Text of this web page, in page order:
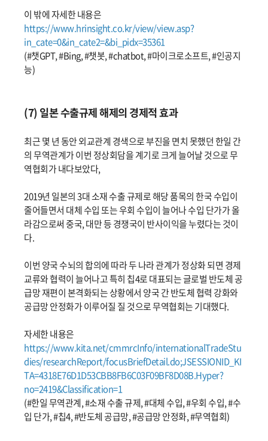
이 밖에 자세한 내용은
https://www.hrinsight.co.kr/view/view.asp?
in_cate=0&in_cate2=&bi_pidx=35361
(#챗GPT, #Bing, #챗봇, #chatbot, #마이크로소프트, #인공지
능)
(7) 일본 수출규제 해제의 경제적 효과
최근 몇 년 동안 외교관계 경색으로 부진을 면치 못했던 한일 간
의 무역관계가 이번 정상회담을 계기로 크게 늘어날 것으로 무
역협회가 내다보았다,
2019년 일본의 3대 소재 수출 규제로 해당 품목의 한국 수입이
줄어들면서 대체 수입 또는 우회 수입이 늘어나 수입 단가가 올
라감으로써 중국, 대만 등 경쟁국이 반사이익을 누렸다는 것이
다.
이번 양국 수뇌의 합의에 따라 두 나라 관계가 정상화 되면 경제
교류와 협력이 늘어나고 특히 칩4로 대표되는 글로벌 반도체 공
급망 재편이 본격화되는 상황에서 양국 간 반도체 협력 강화와
공급망 안정화가 이루어질 질 것으로 무역협회는 기대했다.
자세한 내용은
https://www.kita.net/cmmrcInfo/internationalTradeStu
dies/researchReport/focusBriefDetail.do;JSESSIONID_KI
TA=4318E76D1D53CBB8FB6C03F09BF8D08B.Hyper?
no=2419&Classification=1
(#한일 무역관계, #소재 수출 규제, #대체 수입, #우회 수입, #수
입 단가, #칩4, #반도체 공급망, #공급망 안정화, #무역협회)